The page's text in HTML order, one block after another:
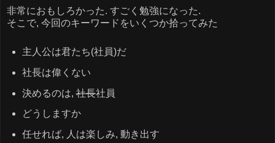
非常におもしろかった. すごく勉強になった.
そこで, 今回のキーワードをいくつか拾ってみた
主人公は君たち(社員)だ
社長は偉くない
決めるのは,社長社員
どうしますか
任せれば, 人は楽しみ, 動き出す